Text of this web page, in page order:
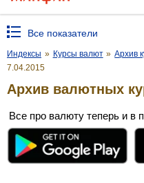
Все показатели
Индексы » Курсы валют » Архив
7.04.2015
Архив валютных
Все про валюту теперь и в